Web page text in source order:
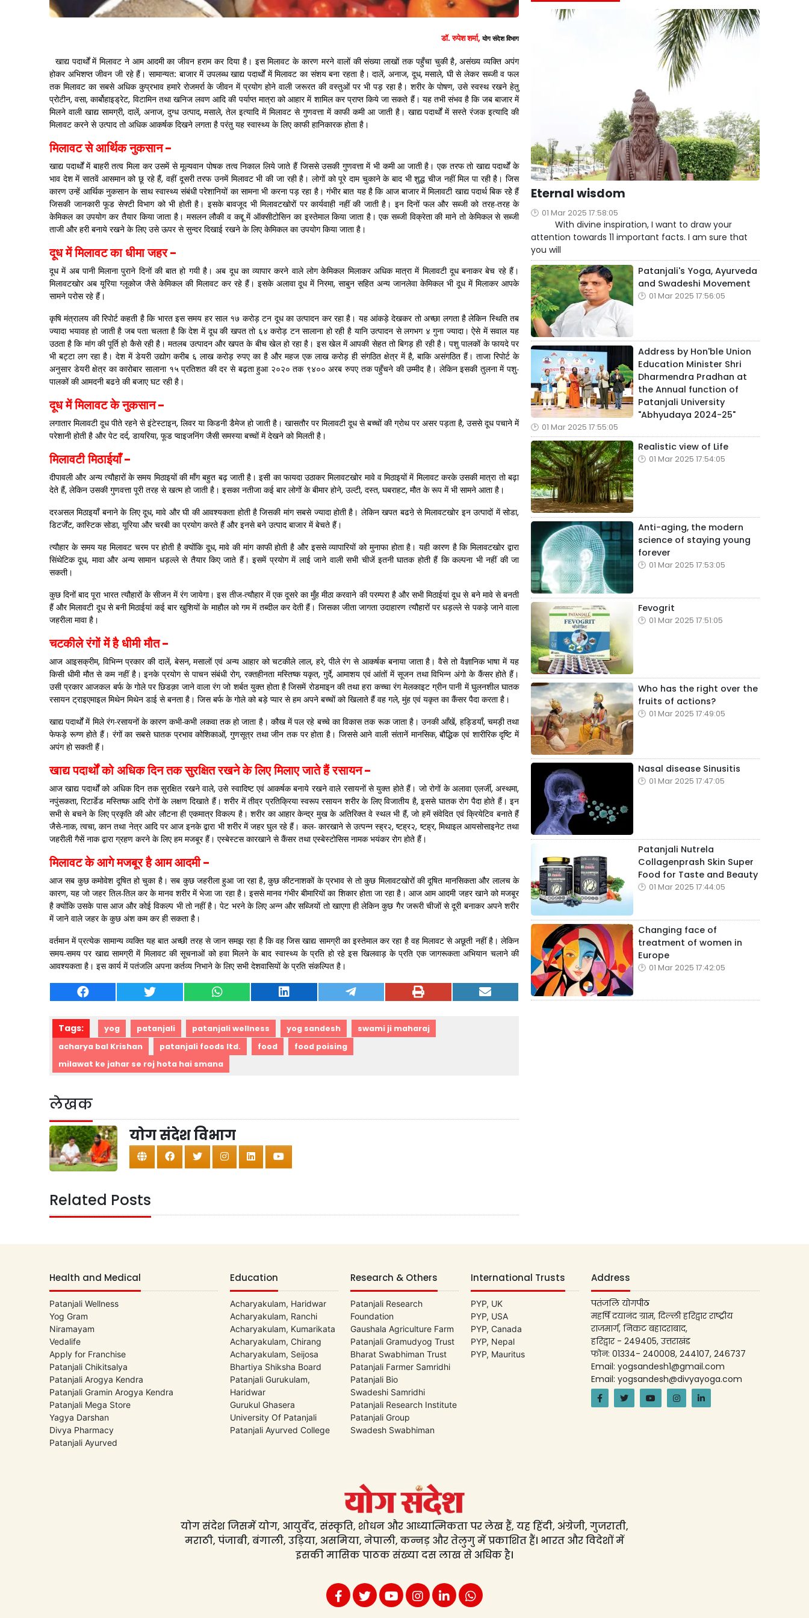
डॉ. रुपेश शर्मा,योग संदेश विभाग
खाद्य पदार्थों में मिलावट ने आम आदमी का जीवन हराम कर दिया है। इस मिलावट के कारण मरने वालों की संख्या लाखों तक पहुँचा चुकी है,असंख्य व्यक्ति अपंग
होकर अभिशप्त जीवन जी रहे हैं। सामान्यत: बाजार में उपलब्ध खाद्य पदार्थों में मिलावट का संशय बना रहता है। दालें, अनाज, दूध,मसाले, घी से लेकर सब्जी व फल
तक मिलावट का सबसे अधिक कुप्रभाव हमारे रोजमर्रा के जीवन में प्रयोग होने वाली जरूरत की वस्तुओं पर भी पड़ रहा है। शरीर के पोषण,उसे स्वस्थ रखने हेतु
प्रोटीन,वसा,कार्बोहाइड्रेट, विटामिन तथा खनिज लवण आदि की पर्याप्त मात्रा को आहार में शामिल कर प्राप्त किये जा सकते हैं। यह तभी संभव है कि जब बाजार में
मिलने वाली खाद्य सामग्री, दालें, अनाज, दुग्ध उत्पाद,मसाले,तेल इत्यादि में मिलावट से गुणवत्ता में काफी कमी आ जाती है। खाद्य पदार्थों में सस्ते रंजक इत्यादि की
मिलावट करने से उत्पाद तो अधिक आकर्षक दिखने लगता है परंतु यह स्वास्थ्य के लिए काफी हानिकारक होता है।
मिलावट से आर्थिक नुकसान-
खाद्य पदार्थों में बाहरी तत्व मिला कर उसमें से मूल्यवान पोषक तत्व निकाल लिये जाते हैं जिससे उसकी गुणवत्ता में भी कमी आ जाती है। एक तरफ तो खाद्य पदार्थों के
भाव देश में सातवें आसमान को छू रहे हैं,वहीं दूसरी तरफ उनमें मिलावट भी की जा रही है। लोगों को पूरे दाम चुकाने के बाद भी शुद्ध चीज नहीं मिल पा रही है। जिस
कारण उन्हें आर्थिक नुकसान के साथ स्वास्थ्य संबंधी परेशानियों का सामना भी करना पड़ रहा है। गंभीर बात यह है कि आज बाजार में मिलावटी खाद्य पदार्थ बिक रहेे हैं
जिसकी जानकारी फूड सेफ्टी विभाग को भी होती है। इसके बावजूद भी मिलावटखोरों पर कार्यवाही नहीं की जाती है। इन दिनों फल और सब्जी को तरह-तरह के
केमिकल का उपयोग कर तैयार किया जाता है। मसलन लौकी व कद्दू में ऑक्सीटोसिन का इस्तेमाल किया जाता है। एक सब्जी विक्रेता की माने तो केमिकल से सब्जी
ताजी और हरी बनाये रखने के लिए उसे ऊपर से सुन्दर दिखाई रखने के लिए केमिकल का उपयोग किया जाता है।
दूध में मिलावट का धीमा जहर-
दूध में अब पानी मिलाना पुराने दिनों की बात हो गयी है। अब दूध का व्यापार करने वाले लोग केमिकल मिलाकर अधिक मात्रा में मिलावटी दूध बनाकर बेच रहे हैं।
मिलावटखोर अब यूरिया ग्लूकोज जैसे केमिकल की मिलावट कर रहे हैं। इसके अलावा दूध में निरमा,साबुन सहित अन्य जानलेवा केमिकल भी दूध में मिलाकर आपके
सामने परोस रहे हैं।
कृषि मंत्रालय की रिपोर्ट कहती है कि भारत इस समय हर साल १७ करोड़ टन दूध का उत्पादन कर रहा है। यह आंकड़े देखकर तो अच्छा लगता है लेकिन स्थिति तब
ज्यादा भयावह हो जाती है जब पता चलता है कि देश में दूध की खपत तो ६४ करोड़ टन सालाना हो रही है यानि उत्पादन से लगभग ४ गुना ज्यादा। ऐसे में सवाल यह
उठता है कि मांग की पूर्ति हो कैसे रही है। मतलब उत्पादन और खपत के बीच खेल हो रहा है। इस खेल में आपकी सेहत तो बिगड़ ही रही है। पशु पालकों के फायदे पर
भी बट्टा लग रहा है। देश में डेयरी उद्योग करीब ६ लाख करोड़ रुपए का है और महज एक लाख करोड़ ही संगठित क्षेत्र में है, बाकि असंगठित हैं। ताजा रिपोर्ट के
अनुसार डेयरी क्षेत्र का कारोबार सालाना १५ प्रतिशत की दर से बढ़ता हुआ २०२० तक ९४०० अरब रुपए तक पहुँचने की उम्मीद है। लेकिन इसकी तुलना में पशु-
पालकों की आमदनी बढऩे की बजाए घट रही है।
दूध में मिलावट के नुकसान-
लगातार मिलावटी दूध पीते रहने से इंटेस्टाइन, लिवर या किडनी डैमेज हो जाती है। खासतौर पर मिलावटी दूध से बच्चों की ग्रोथ पर असर पड़ता है, उससे दूध पचाने में
परेशानी होती है और पेट दर्द, डायरिया, फूड प्वाइजनिंग जैसी समस्या बच्चों में देखने को मिलती है।
मिलावटी मिठाईयाँ-
दीपावली और अन्य त्यौहारों के समय मिठाइयों की माँग बहुत बढ़ जाती है। इसी का फायदा उठाकर मिलावटखोर मावे व मिठाइयों में मिलावट करके उसकी मात्रा तो बढ़ा
देते हैं, लेकिन उसकी गुणवत्ता पूरी तरह से खत्म हो जाती है। इसका नतीजा कई बार लोगों के बीमार होने, उल्टी, दस्त, घबराहट, मौत के रूप में भी सामने आता है।
दरअसल मिठाइयाँ बनाने के लिए दूध,मावे और घी की आवश्यकता होती है जिसकी मांग सबसे ज्यादा होती है। लेकिन खपत बढऩे से मिलावटखोर इन उत्पादों में सोडा,
डिटर्जेंट, कास्टिक सोडा, यूरिया और चरबी का प्रयोग करते हैं और इनसे बने उत्पाद बाजार में बेचते हैं।
त्यौहार के समय यह मिलावट चरम पर होती है क्योंकि दूध,मावे की मांग काफी होती है और इससे व्यापारियों को मुनाफा होता है। यही कारण है कि मिलावटखोर द्वारा
सिंथेटिक दूध, मावा और अन्य सामान धड़ल्ले से तैयार किए जाते हैं। इसमें प्रयोग में लाई जाने वाली सभी चीजें इतनी घातक होती हैं कि कल्पना भी नहीं की जा
सकती।
कुछ दिनों बाद पूरा भारत त्यौहारों के सीजन में रंग जायेगा। इस तीज-त्यौहार में एक दूसरे का मुँह मीठा करवाने की परम्परा है और सभी मिठाईयां दूध से बने मावे से बनती
हैं और मिलावटी दूध से बनी मिठाईयां कई बार खुशियों के माहौल को गम में तब्दील कर देती हैं। जिसका जीता जागता उदाहारण त्यौहारों पर धड़ल्ले से पकड़े जाने वाला
जहरीला मावा है।
चटकीले रंगों में है धीमी मौत-
आज आइसक्रीम, विभिन्न प्रकार की दालें, बेसन,मसालों एवं अन्य आहार को चटकीले लाल, हरे, पीले रंग से आकर्षक बनाया जाता है। वैसे तो वैज्ञानिक भाषा में यह
किसी धीमी मौत से कम नहीं है। इनके प्रयोग से पाचन संबंधी रोग, रक्तहीनता मस्तिष्क यकृत, गुर्दे, आमाशय एवं आंतों में सूजन तथा विभिन्न अंगो के कैंसर होते हैं।
उसी प्रकार आजकल बर्फ के गोले पर छिडक़ा जाने वाला रंग जो शर्बत युक्त होता है जिसमें रोडमाइन की तथा हरा कच्चा रंग मेलकाइट ग्रीन पानी में घुलनशील घातक
रसायन ट्राइएमाइल मिथेन मिथेन डाई से बनता है। जिस बर्फ के गोले को बड़े प्यार से हम अपने बच्चों को खिलाते हैं वह गले, मुंह एवं यकृत का कैंसर पैदा करता है।
खाद्य पदार्थों में मिले रंग-रसायनों के कारण कभी-कभी लकवा तक हो जाता है। कौख में पल रहे बच्चे का विकास तक रूक जाता है। उनकी आँखें, हड्डियाँ, चमड़ी तथा
फेफड़े रूग्ण होते हैं। रंगों का सबसे घातक प्रभाव कोशिकाओं, गुणसूत्र तथा जीन तक पर होता है। जिससे आने वाली संतानें मानसिक,बौद्धिक एवं शारीरिक दृष्टि में
अपंग हो सकती हैं।
खाद्य पदार्थों को अधिक दिन तक सुरक्षित रखने के लिए मिलाए जाते हैं रसायन-
आज खाद्य पदार्थों को अधिक दिन तक सुरक्षित रखने वाले,उसे स्वादिष्ट एवं आकर्षक बनाये रखने वाले रसायनों से युक्त होते हैं। जो रोगों के अलावा एलर्जी,अस्थमा,
नपुंसकता,रिटार्डेड मस्तिष्क आदि रोगों के लक्षण दिखाते हैं। शरीर में तीव्र प्रतिक्रिया स्वरूप रसायन शरीर के लिए विजातीय है,इससे घातक रोग पैदा होते हैं। इन
सभी से बचने के लिए प्रकृति की ओर लौटना ही एकमात्र विकल्प है। शरीर का आहार केन्द्र मुख के अतिरिक्त वे स्थल भी हैं,जो हमें संवेदित एवं क्रियेटिव बनाते हैं
जैसे-नाक,त्वचा,कान तथा नेत्र आदि पर आज इनके द्वारा भी शरीर में जहर घुल रहे हैं। कल- कारखाने से उत्पन्न स्ह्र२,ष्टह्र२, ष्टह्र, मिथाइल आयसोसाइनेट तथा
जहरीली गैसें नाक द्वारा ग्रहण करने के लिए हम मजबूर हैं। एस्बेस्टस कारखाने से कैंसर तथा एस्बेस्टोसिस नामक भयंकर रोग होते हैं।
मिलावट के आगे मजबूर है आम आदमी-
आज सब कुछ कमोवेश दूषित हो चुका है। सब कुछ जहरीला हुआ जा रहा है, कुछ कीटनाशकों के प्रभाव से तो कुछ मिलावटखोरों की दूषित मानसिकता और लालच के
कारण,यह जो जहर तिल-तिल कर के मानव शरीर में भेजा जा रहा है। इससे मानव गंभीर बीमारियों का शिकार होता जा रहा है। आज आम आदमी जहर खाने को मजबूर
है क्योंकि उसके पास आज और कोई विकल्प भी तो नहीं है। पेट भरने के लिए अन्न और सब्जियों तो खाएगा ही लेकिन कुछ गैर जरूरी चीजों से दूरी बनाकर अपने शरीर
में जाने वाले जहर के कुछ अंश कम कर ही सकता है।
वर्तमान में प्रत्येक सामान्य व्यक्ति यह बात अच्छी तरह से जान समझ रहा है कि वह जिस खाद्य सामग्री का इस्तेमाल कर रहा है वह मिलावट से अछूती नहीं है। लेकिन
समय-समय पर खाद्य सामग्री में मिलावट की सूचनाओं को हवा मिलने के बाद स्वास्थ्य के प्रति हो रहे इस खिलवाड़ के प्रति एक जागरूकता अभियान चलाने की
आवश्यकता है। इस कार्य में पतंजलि अपना कर्तव्य निभाने के लिए सभी देशवासियों के प्रति संकल्पित है।
Tags: yog patanjali patanjali wellness yog sandesh
swami ji maharaj
acharya bal Krishan
patanjali foods ltd. food
food poising
milawat ke jahar se roj hota hai smana
लेखक
योग संदेश विभाग
Related Posts
Eternal wisdom
01 Mar 2025 17:58:05
With divine inspiration, I want to draw your
attention towards 11 important facts. I am sure that
you will
Patanjali's Yoga, Ayurveda
and Swadeshi Movement
01 Mar 2025 17:56:05
Address by Hon'ble Union
Education Minister Shri
Dharmendra Pradhan at
the Annual function of
Patanjali University
"Abhyudaya 2024-25"
01 Mar 2025 17:55:05
Realistic view of Life
01 Mar 2025 17:54:05
Anti-aging, the modern
science of staying young
forever
01 Mar 2025 17:53:05
Fevogrit
01 Mar 2025 17:51:05
Who has the right over the
fruits of actions?
01 Mar 2025 17:49:05
Nasal disease Sinusitis
01 Mar 2025 17:47:05
Patanjali Nutrela
Collagenprash Skin Super
Food for Taste and Beauty
01 Mar 2025 17:44:05
Changing face of
treatment of women in
Europe
01 Mar 2025 17:42:05
Health and Medical
Patanjali Wellness
Yog Gram
Niramayam
Vedalife
Apply for Franchise
Patanjali Chikitsalya
Patanjali Arogya Kendra
Patanjali Gramin Arogya Kendra
Patanjali Mega Store
Yagya Darshan
Divya Pharmacy
Patanjali Ayurved
Education
Acharyakulam, Haridwar
Acharyakulam, Ranchi
Acharyakulam, Kumarikata
Acharyakulam, Chirang
Acharyakulam, Seijosa
Bhartiya Shiksha Board
Patanjali Gurukulam,
Haridwar
Gurukul Ghasera
University Of Patanjali
Patanjali Ayurved College
Research & Others
Patanjali Research
Foundation
Gaushala Agriculture Farm
Patanjali Gramudyog Trust
Bharat Swabhiman Trust
Patanjali Farmer Samridhi
Patanjali Bio
Swadeshi Samridhi
Patanjali Research Institute
Patanjali Group
Swadesh Swabhiman
International Trusts
PYP, UK
PYP, USA
PYP, Canada
PYP, Nepal
PYP, Mauritus
Address
पतंजलि योगपीठ
महर्षि दयानंद ग्राम, दिल्ली हरिद्वार राष्ट्रीय
राजमार्ग, निकट बहादराबाद,
हरिद्वार - 249405, उत्तराखंड
फोन: 01334- 240008, 244107, 246737
Email: yogsandesh1@gmail.com
Email: yogsandesh@divyayoga.com
योग संदेश जिसमें योग, आयुर्वेद, संस्कृति, शोधन और आध्यात्मिकता पर लेख हैं, यह हिंदी, अंग्रेजी, गुजराती,
मराठी, पंजाबी, बंगाली, उड़िया, असमिया, नेपाली, कन्नड़ और तेलुगु में प्रकाशित हैं। भारत और विदेशों में
इसकी मासिक पाठक संख्या दस लाख से अधिक है।